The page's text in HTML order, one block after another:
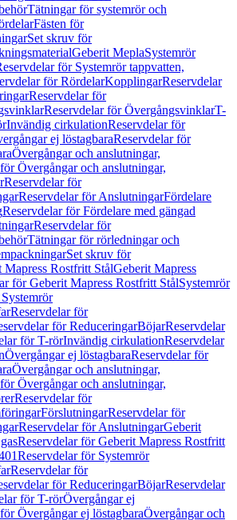
Tätningar för systemrör och
Fästen för
Set skruv för
Geberit MeplaSystemrör
för Systemrör tappvatten,
för RördelarKopplingarReservdelar
Reservdelar för
Reservdelar för ÖvergångsvinklarT-
Invändig cirkulationReservdelar för
ej löstagbaraReservdelar för
Övergångar och anslutningar,
Övergångar och anslutningar,
Reservdelar för
Reservdelar för AnslutningarFördelare
Reservdelar för Fördelare med gängad
Reservdelar för
Tätningar för rörledningar och
Set skruv för
Mapress Rostfritt StålGeberit Mapress
för Geberit Mapress Rostfritt StålSystemrör
Reservdelar för
för ReduceringarBöjarReservdelar
för T-rörInvändig cirkulationReservdelar
Övergångar ej löstagbaraReservdelar för
Övergångar och anslutningar,
Övergångar och anslutningar,
Reservdelar för
FörslutningarReservdelar för
Reservdelar för AnslutningarGeberit
Reservdelar för Geberit Mapress Rostfritt
Reservdelar för Systemrör
Reservdelar för
för ReduceringarBöjarReservdelar
för T-rörÖvergångar ej
Övergångar ej löstagbaraÖvergångar och